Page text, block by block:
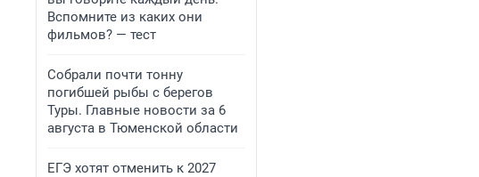
Вспомните из каких они
фильмов? — тест
Собрали почти тонну
погибшей рыбы с берегов
Туры. Главные новости за 6
августа в Тюменской области
ЕГЭ хотят отменить к 2027